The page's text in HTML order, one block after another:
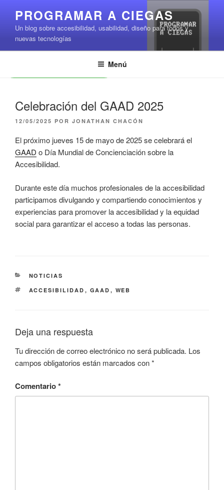
contenido
PROGRAMAR A CIEGAS
Un blog sobre accesibilidad, usabilidad, diseño para todos y
nuevas tecnologías
Menú
Celebración del GAAD 2025
PUBLICADO
12/05/2025 POR JONATHAN CHACÓN
El próximo jueves 15 de mayo de 2025 se celebrará el
GAAD o Día Mundial de Concienciación sobre la
Accesibilidad.
Durante este día muchos profesionales de la accesibilidad
participamos divulgando y compartiendo conocimientos y
experiencias para promover la accesibilidad y la equidad
social para garantizar el acceso a todas las personas.
CATEGORÍAS
NOTICIAS
ETIQUETAS
ACCESIBILIDAD , GAAD , WEB
Deja una respuesta
Tu dirección de correo electrónico no será publicada. Los
campos obligatorios están marcados con*
Comentario*